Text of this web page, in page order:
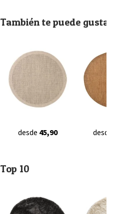
También te puede
desde 45,90 desde
Top 10